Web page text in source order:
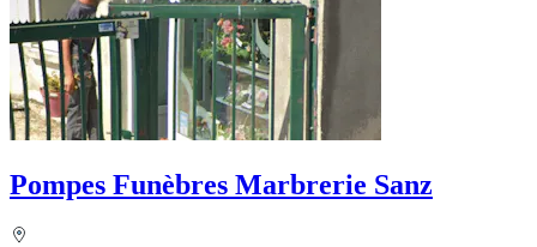
Pompes Funèbres Marbrerie Sanz